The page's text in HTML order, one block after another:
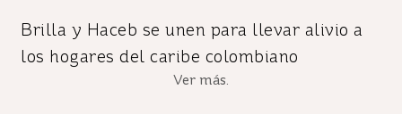
Brilla y Haceb se unen para llevar alivio a
los hogares del caribe colombiano
Ver más.